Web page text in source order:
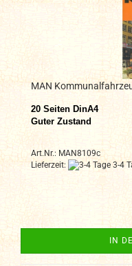
MAN
20 Seiten DinA4
Guter Zustand
Art.Nr.: MAN8109c
Lieferzeit:
3-4
IN